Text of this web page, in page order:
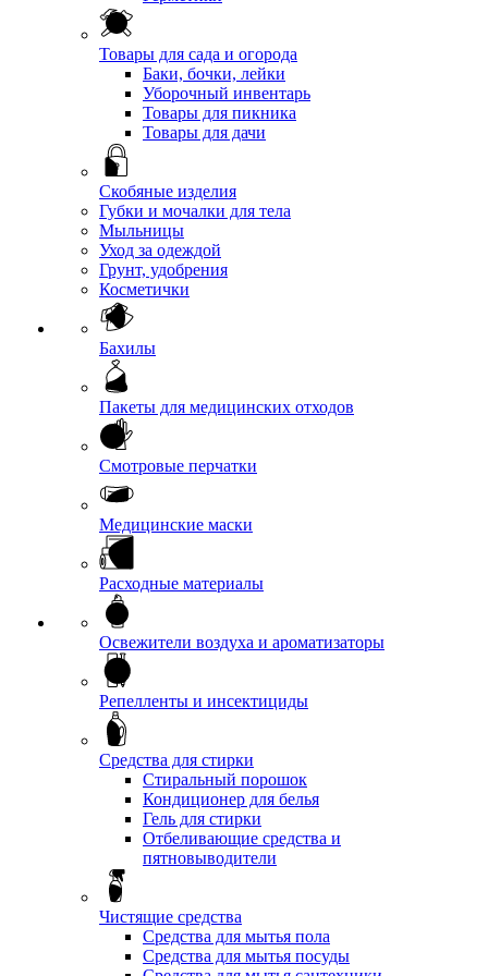
Товары для сада и огорода
Баки, бочки, лейки
Уборочный инвентарь
Товары для пикника
Товары для дачи
Скобяные изделия
Губки и мочалки для тела
Мыльницы
Уход за одеждой
Грунт, удобрения
Косметички
Бахилы
Пакеты для медицинских отходов
Смотровые перчатки
Медицинские маски
Расходные материалы
Освежители воздуха и ароматизаторы
Репелленты и инсектициды
Средства для стирки
Стиральный порошок
Кондиционер для белья
Гель для стирки
Отбеливающие средства и
пятновыводители
Чистящие средства
Средства для мытья пола
Средства для мытья посуды